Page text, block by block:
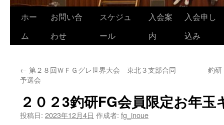
コ
ン
へ
ホー
ム
お問い合
わせ
スケジュ
ール
入会案
内
入会申し
込み
← 第２８回ＷＦＧグレ世界大会 東北３支部合同
予選会
釣
２０２3釣研FG会員限定お年
投稿日: 2023年12月4日 作成者: fg_inoue